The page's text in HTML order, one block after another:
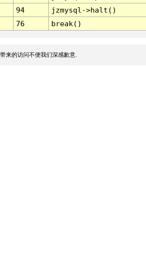
94
jzmysql->halt()
76 break()
来的访问不便我们深感歉意.